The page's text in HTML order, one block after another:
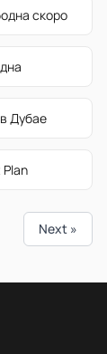
скоро
Дубае
Next »